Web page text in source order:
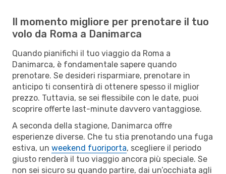
Il momento migliore per prenotare il tuo
volo da Roma a Danimarca
Quando pianifichi il tuo viaggio da Roma a
Danimarca, è fondamentale sapere quando
prenotare. Se desideri risparmiare, prenotare in
anticipo ti consentirà di ottenere spesso il miglior
prezzo. Tuttavia, se sei flessibile con le date, puoi
scoprire offerte last-minute davvero vantaggiose.
A seconda della stagione, Danimarca offre
esperienze diverse. Che tu stia prenotando una fuga
estiva, un weekend fuoriporta, scegliere il periodo
giusto renderà il tuo viaggio ancora più speciale. Se
non sei sicuro su quando partire, dai un’occhiata agli